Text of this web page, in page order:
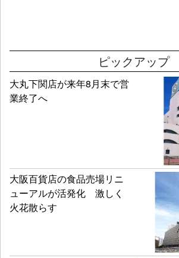
ピックアップ
大丸下関店が来年8月末で営
業終了へ
大阪百貨店の食品売場リニ
ューアルが活発化 激しく
火花散らす